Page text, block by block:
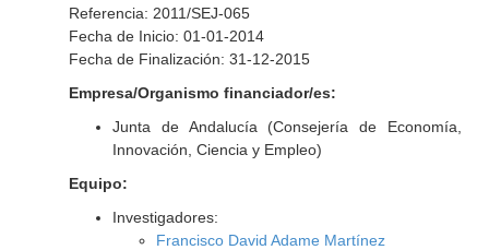
Referencia: 2011/SEJ-065
Fecha de Inicio: 01-01-2014
Fecha de Finalización: 31-12-2015
Empresa/Organismo financiador/es:
Junta de Andalucía (Consejería de Economía,
Innovación, Ciencia y Empleo)
Equipo:
Investigadores:
Francisco David Adame Martínez